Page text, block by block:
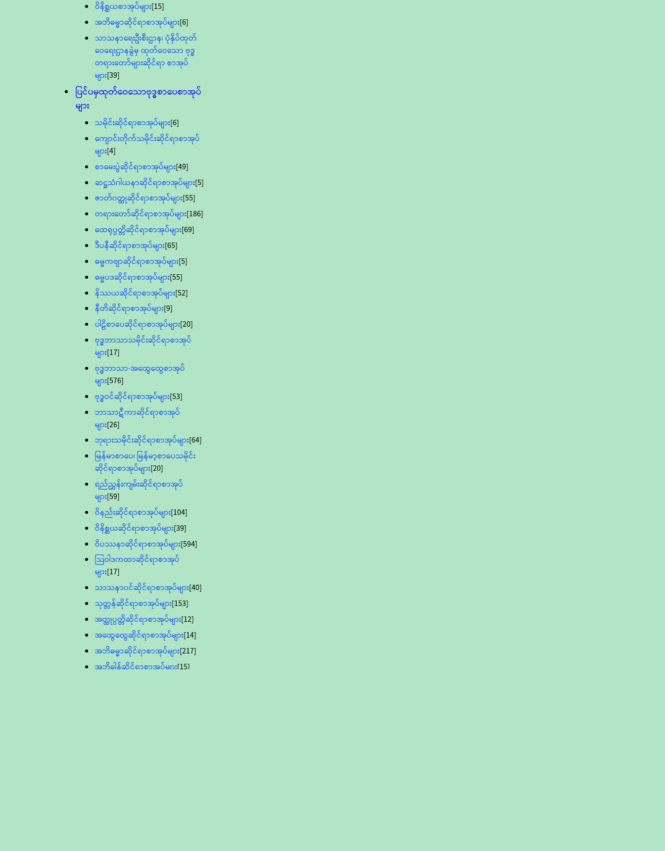
ဝိနိစ္ဆယစာအုပ်များ[15]
အဘိဓမ္မာဆိုင်ရာစာအုပ်များ[6]
သာသနာရေးဦးစီးဌာန၊ ပုံနှိပ်ထုတ်
ဝေရေးဌာနခွဲမှ ထုတ်ဝေသော ဗုဒ္ဓ
တရားတော်များဆိုင်ရာ စာအုပ်
များ[39]
ပြင်ပမှထုတ်ဝေသောဗုဒ္ဓစာပေစာအုပ်
များ
သမိုင်းဆိုင်ရာစာအုပ်များ[6]
ကျောင်းတိုက်သမိုင်းဆိုင်ရာစာအုပ်
များ[4]
စာမေးပွဲဆိုင်ရာစာအုပ်များ[49]
ဆဋ္ဌသံဂါယနာဆိုင်ရာစာအုပ်များ[5]
ဇာတ်၀တ္ထုဆိုင်ရာစာအုပ်များ[55]
တရားတော်ဆိုင်ရာစာအုပ်များ[186]
ထေရုပ္ပတ္တိဆိုင်ရာစာအုပ်များ[69]
ဒီပနီဆိုင်ရာစာအုပ်များ[65]
ဓမ္မကဗျာဆိုင်ရာစာအုပ်များ[5]
ဓမ္မပဒဆိုင်ရာစာအုပ်များ[55]
နိဿယဆိုင်ရာစာအုပ်များ[52]
နီတိဆိုင်ရာစာအုပ်များ[9]
ပါဠိစာပေဆိုင်ရာစာအုပ်များ[20]
ဗုဒ္ဓဘာသာသမိုင်းဆိုင်ရာစာအုပ်
များ[17]
ဗုဒ္ဓဘာသာ-အထွေထွေစာအုပ်
များ[576]
ဗုဒ္ဓဝင်ဆိုင်ရာစာအုပ်များ[53]
ဘာသာဋီကာဆိုင်ရာစာအုပ်
များ[26]
ဘုရားသမိုင်းဆိုင်ရာစာအုပ်များ[64]
မြန်မာစာပေ၊ မြန်မာ့စာပေသမိုင်း
ဆိုင်ရာစာအုပ်များ[20]
ရည်ညွှန်းကျမ်းဆိုင်ရာစာအုပ်
များ[59]
ဝိနည်းဆိုင်ရာစာအုပ်များ[104]
ဝိနိစ္ဆယဆိုင်ရာစာအုပ်များ[39]
ဝိပဿနာဆိုင်ရာစာအုပ်များ[594]
သြဝါဒကထာဆိုင်ရာစာအုပ်
များ[17]
သာသနာ၀င်ဆိုင်ရာစာအုပ်များ[40]
သုတ္တန်ဆိုင်ရာစာအုပ်များ[153]
အတ္ထုပ္ပတ္တိဆိုင်ရာစာအုပ်များ[12]
အထွေထွေဆိုင်ရာစာအုပ်များ[14]
အဘိဓမ္မာဆိုင်ရာစာအုပ်များ[217]
အဘိဓါန်ဆိုင်ရာစာအုပ်များ[15]